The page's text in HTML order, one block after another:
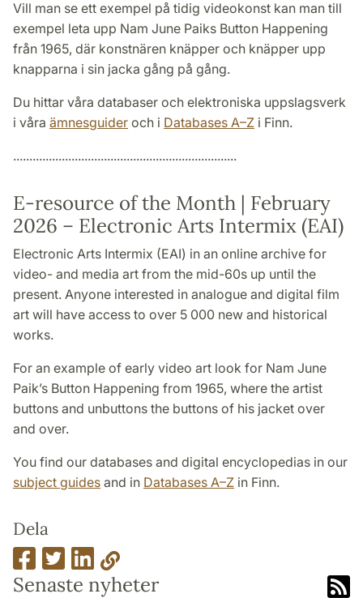
Vill man se ett exempel på tidig videokonst kan man till
exempel leta upp Nam June Paiks Button Happening
från 1965, där konstnären knäpper och knäpper upp
knapparna i sin jacka gång på gång.
Du hittar våra databaser och elektroniska uppslagsverk
i våra ämnesguider och i Databases A–Z i Finn.
.....................................................................
E-resource of the Month | February
2026 – Electronic Arts Intermix (EAI)
Electronic Arts Intermix (EAI) in an online archive for
video- and media art from the mid-60s up until the
present. Anyone interested in analogue and digital film
art will have access to over 5 000 new and historical
works.
For an example of early video art look for Nam June
Paik’s Button Happening from 1965, where the artist
buttons and unbuttons the buttons of his jacket over
and over.
You find our databases and digital encyclopedias in our
subject guides and in Databases A–Z in Finn.
Dela
Senaste nyheter